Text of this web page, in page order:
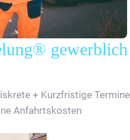
gewerblich
+ Kurzfristige
Anfahrtskosten